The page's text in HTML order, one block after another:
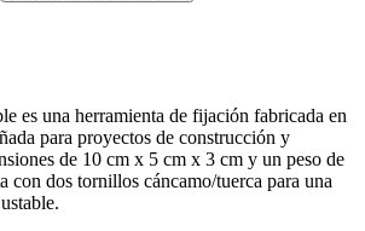
es una herramienta de fijación fabricada en
para proyectos de construcción y
de 10 cm x 5 cm x 3 cm y un peso de
con dos tornillos cáncamo/tuerca para una